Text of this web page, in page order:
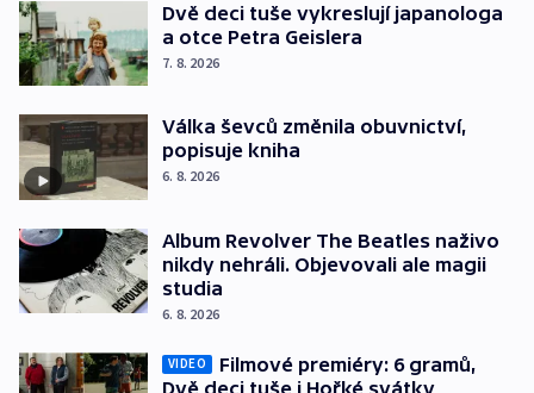
Dvě deci tuše vykreslují japanologa
a otce Petra Geislera
7. 8. 2026
Válka ševců změnila obuvnictví,
popisuje kniha
6. 8. 2026
Album Revolver The Beatles naživo
nikdy nehráli. Objevovali ale magii
studia
6. 8. 2026
VIDEO
Filmové premiéry: 6 gramů,
Dvě deci tuše i Hořké svátky